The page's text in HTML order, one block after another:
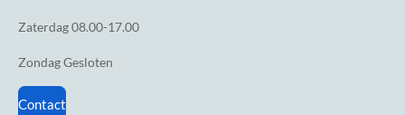
Zaterdag08.00-17.00
ZondagGesloten
Contact